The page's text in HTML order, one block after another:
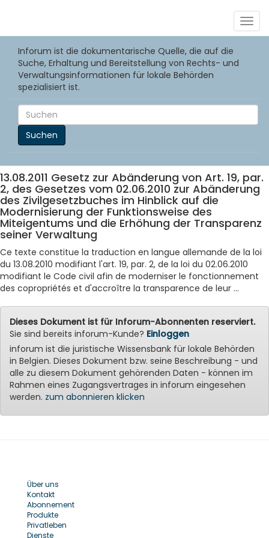
Inforum ist die dokumentarische Quelle, die auf die
Suche, Erhaltung und Bereitstellung von Rechts- und
Verwaltungsinformationen für lokale Behörden
spezialisiert ist.
Suchen
13.08.2011 Gesetz zur Abänderung von Art. 19, par.
2, des Gesetzes vom 02.06.2010 zur Abänderung
des Zivilgesetzbuches im Hinblick auf die
Modernisierung der Funktionsweise des
Miteigentums und die Erhöhung der Transparenz
seiner Verwaltung
Ce texte constitue la traduction en langue allemande de la loi
du 13.08.2010 modifiant l'art. 19, par. 2, de la loi du 02.06.2010
modifiant le Code civil afin de moderniser le fonctionnement
des copropriétés et d'accroître la transparence de leur ...
Dieses Dokument ist für Inforum-Abonnenten reserviert.
Sie sind bereits inforum-Kunde? Einloggen
inforum ist die juristische Wissensbank für lokale Behörden
in Belgien. Dieses Dokument bzw. seine Beschreibung - und
alle zu diesem Dokument gehörenden Daten - können im
Rahmen eines Zugangsvertrages in inforum eingesehen
werden. zum abonnieren klicken
Über uns
Kontakt
Abonnement
Produkte
Privatleben
Dienste